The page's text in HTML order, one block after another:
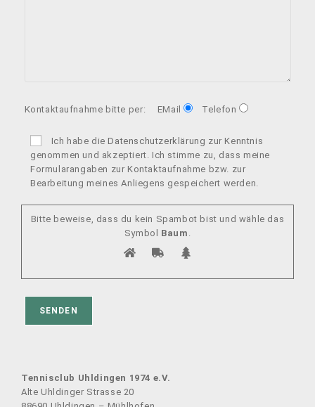
Kontaktaufnahme bitte per: EMail Telefon
Ich habe die Datenschutzerklärung zur Kenntnis
genommen und akzeptiert. Ich stimme zu, dass meine
Formularangaben zur Kontaktaufnahme bzw. zur
Bearbeitung meines Anliegens gespeichert werden.
Bitte beweise, dass du kein Spambot bist und wähle das
Symbol Baum
Tennisclub Uhldingen 1974 e.V.
Alte Uhldinger Strasse 20